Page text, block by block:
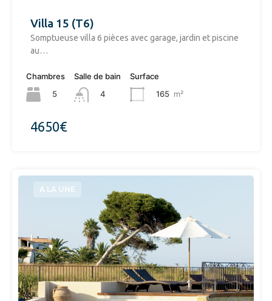
Villa 15 (T6)
Somptueuse villa 6 pièces avec garage, jardin et piscine
au…
Chambres
5
Salle de bain
4
Surface
165 m²
4650€
A LA UNE